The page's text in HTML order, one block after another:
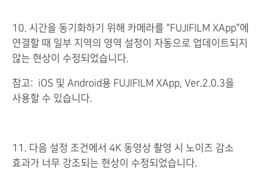
10. 시간을 동기화하기 위해 카메라를 "FUJIFILM XApp"에
연결할 때 일부 지역의 영역 설정이 자동으로 업데이트되지
않는 현상이 수정되었습니다.
참고: iOS 및 Android용 FUJIFILM XApp, Ver.2.0.3을
사용할 수 있습니다.
11. 다음 설정 조건에서 4K 동영상 촬영 시 노이즈 감소
효과가 너무 강조되는 현상이 수정되었습니다.